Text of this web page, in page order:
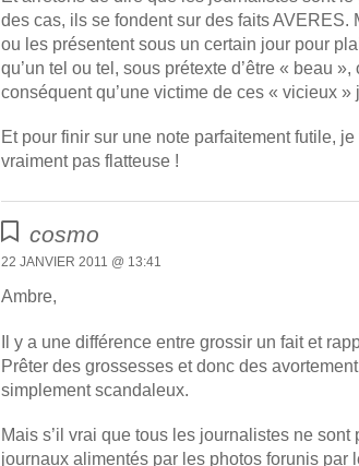
des cas, ils se fondent sur des faits AVERES.
ou les présentent sous un certain jour pour
qu’un tel ou tel, sous prétexte d’être « beau
conséquent qu’une victime de ces « vicieux »
Et pour finir sur une note parfaitement futile,
vraiment pas flatteuse !
cosmo
22 JANVIER 2011 @ 13:41
Ambre,
Il y a une différence entre grossir un fait et
Prêter des grossesses et donc des
simplement scandaleux.
Mais s’il vrai que tous les journalistes ne
journaux alimentés par les photos forunis par